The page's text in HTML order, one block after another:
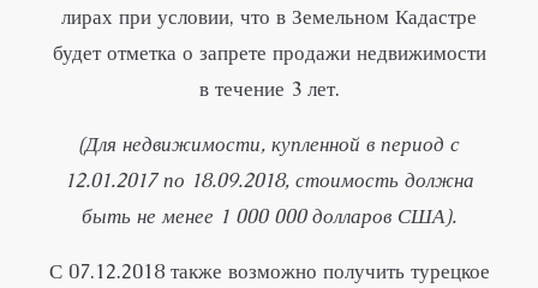
лирах при условии, что в Земельном Кадастре
будет отметка о запрете продажи недвижимости
в течение 3 лет.
(Для недвижимости, купленной в период с
12.01.2017 по 18.09.2018, стоимость должна
быть не менее 1 000 000 долларов США).
С 07.12.2018 также возможно получить турецкое